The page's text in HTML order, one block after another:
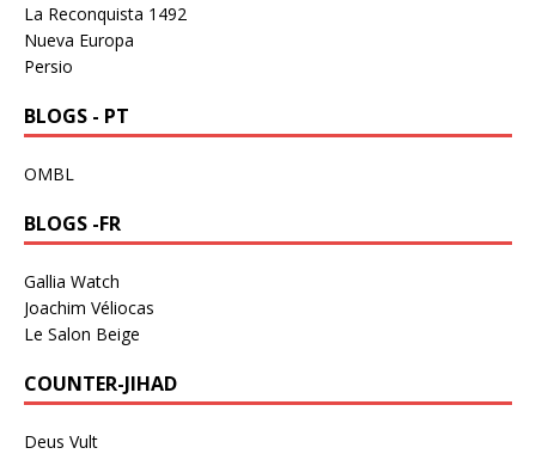
La Reconquista 1492
Nueva Europa
Persio
BLOGS - PT
OMBL
BLOGS -FR
Gallia Watch
Joachim Véliocas
Le Salon Beige
COUNTER-JIHAD
Deus Vult